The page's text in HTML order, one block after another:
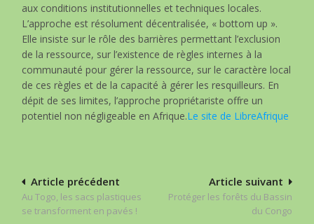
aux conditions institutionnelles et techniques locales.
L’approche est résolument décentralisée, « bottom up ».
Elle insiste sur le rôle des barrières permettant l’exclusion
de la ressource, sur l’existence de règles internes à la
communauté pour gérer la ressource, sur le caractère local
de ces règles et de la capacité à gérer les resquilleurs. En
dépit de ses limites, l’approche propriétariste offre un
potentiel non négligeable en Afrique.Le site de LibreAfrique
Navigation
de
Article suivant
Protéger les forêts du Bassin
du Congo
Article précédent
Au Togo, les sacs plastiques
se transforment en pavés !